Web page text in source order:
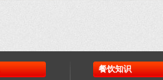
餐饮知识